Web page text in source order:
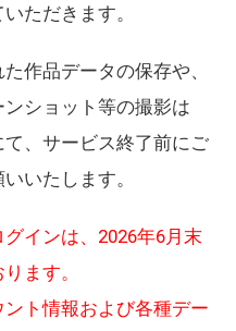
ただきます。
作品データの保存や、
ショット等の撮影は
、サービス終了前にご
いたします。
インは、2026年6月末
ます。
ト情報および各種デー